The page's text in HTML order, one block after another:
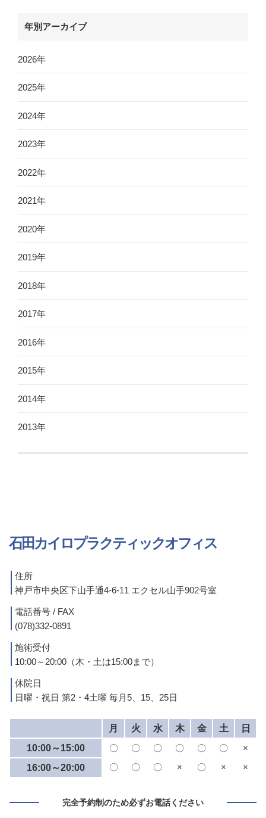
年別アーカイブ
2026年
2025年
2024年
2023年
2022年
2021年
2020年
2019年
2018年
2017年
2016年
2015年
2014年
2013年
石田カイロプラクティックオフィス
住所
神戸市中央区下山手通4-6-11 エクセル山手902号室
電話番号 / FAX
(078)332-0891
施術受付
10:00～20:00（木・土は15:00まで）
休院日
日曜・祝日 第2・4土曜 毎月5、15、25日
月 火 水 木 金 土
日
10:00～15:00
〇 〇 〇 〇 〇 〇
×
16:00～20:00
〇 〇 〇 × 〇 × ×
完全予約制のため必ずお電話ください